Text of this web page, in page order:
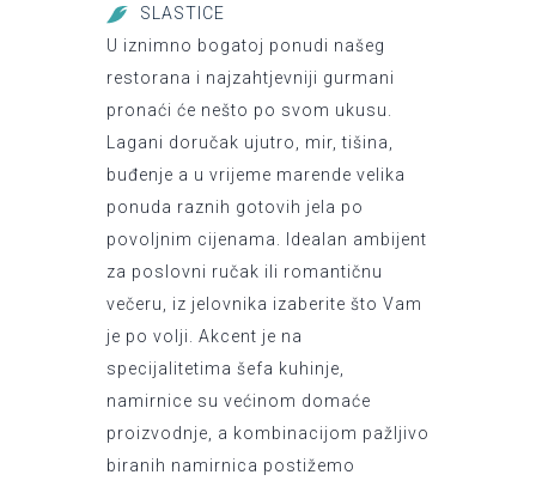
SLASTICE
U iznimno bogatoj ponudi našeg
restorana i najzahtjevniji gurmani
pronaći će nešto po svom ukusu.
Lagani doručak ujutro, mir, tišina,
buđenje a u vrijeme marende velika
ponuda raznih gotovih jela po
povoljnim cijenama. Idealan ambijent
za poslovni ručak ili romantičnu
večeru, iz jelovnika izaberite što Vam
je po volji. Akcent je na
specijalitetima šefa kuhinje,
namirnice su većinom domaće
proizvodnje, a kombinacijom pažljivo
biranih namirnica postižemo